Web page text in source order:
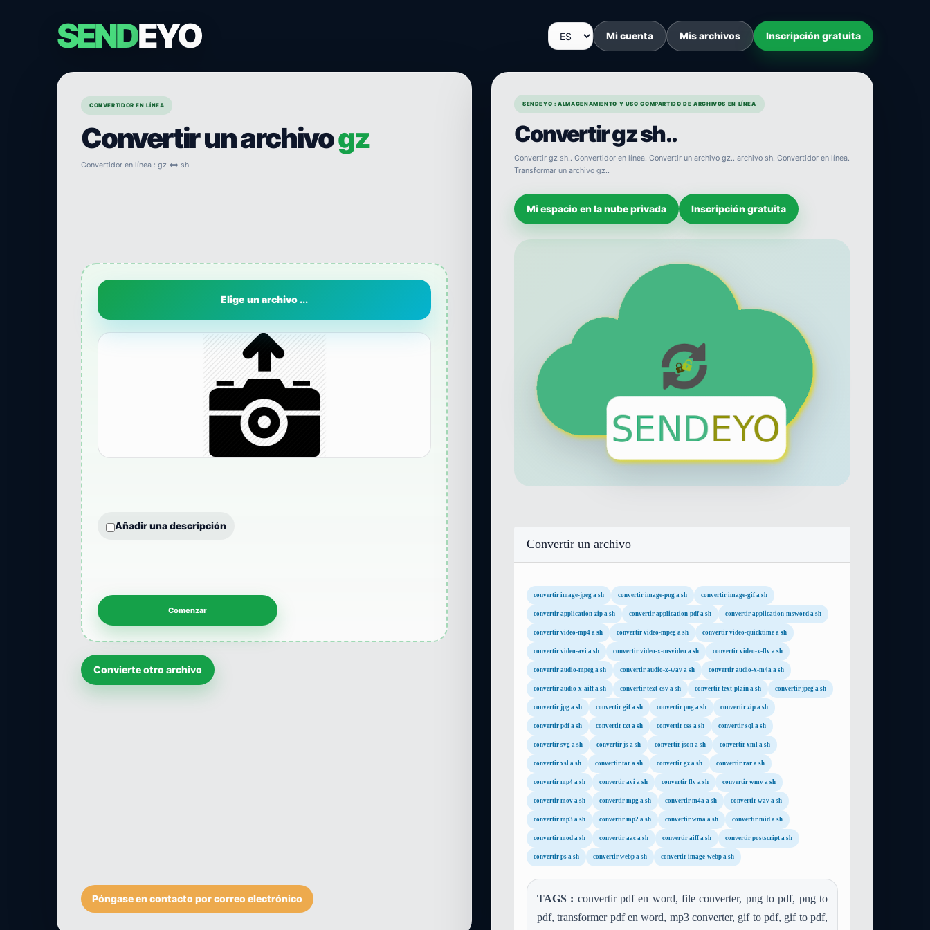
SENDEYO Mi cuenta Mis archivos Inscripción gratuita
CONVERTIDOR EN LÍNEA
Convertir un archivogz
Convertidor en línea : gz ⇔ sh
Elige un archivo ...
Añadir una descripción
Convierte otro archivo
Póngase en contacto por correo electrónico
SENDEYO : ALMACENAMIENTO Y USO COMPARTIDO DE ARCHIVOS EN LÍNEA
Convertir gz sh..
Convertir gz sh.. Convertidor en línea. Convertir un archivo gz.. archivo sh. Convertidor en línea.
Transformar un archivo gz..
Mi espacio en la nube privada Inscripción gratuita
Convertir un archivo
convertir image-jpeg a sh convertir image-png a sh convertir image-gif a sh
convertir application-zip a sh convertir application-pdf a sh convertir application-msword a sh
convertir video-mp4 a sh convertir video-mpeg a sh convertir video-quicktime a sh
convertir video-avi a sh convertir video-x-msvideo a sh convertir video-x-flv a sh
convertir audio-mpeg a sh convertir audio-x-wav a sh convertir audio-x-m4a a sh
convertir audio-x-aiff a sh convertir text-csv a sh convertir text-plain a sh convertir jpeg a sh
convertir jpg a sh convertir gif a sh convertir png a sh convertir zip a sh
convertir pdf a sh convertir txt a sh convertir css a sh convertir sql a sh
convertir svg a sh convertir js a sh convertir json a sh convertir xml a sh
convertir xsl a sh convertir tar a sh convertir gz a sh convertir rar a sh
convertir mp4 a sh convertir avi a sh convertir flv a sh convertir wmv a sh
convertir mov a sh convertir mpg a sh convertir m4a a sh convertir wav a sh
convertir mp3 a sh convertir mp2 a sh convertir wma a sh convertir mid a sh
convertir mod a sh convertir aac a sh convertir aiff a sh convertir postscript a sh
convertir ps a sh convertir webp a sh convertir image-webp a sh
TAGS : convertir pdf en word, file converter, png to pdf, png to
pdf, transformer pdf en word, mp3 converter, gif to pdf, gif to pdf,